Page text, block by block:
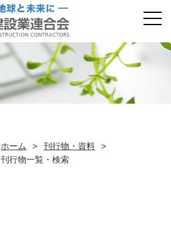
ホーム > 刊行物・資料
>
刊行物一覧・検索